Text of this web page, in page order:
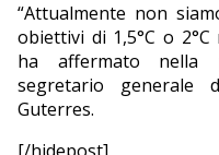
“Attualmente non
obiettivi di 1,5°C o 2°C
ha affermato nella
segretario generale
Guterres.